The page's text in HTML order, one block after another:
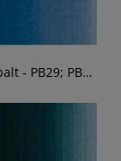
Ton bleu cobalt - PB29; PB15:3